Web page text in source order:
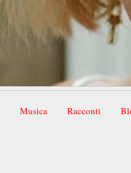
Musica Racconti